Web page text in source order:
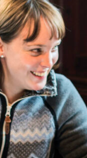
mit der
Geschichte des
aus
die Gebäude des